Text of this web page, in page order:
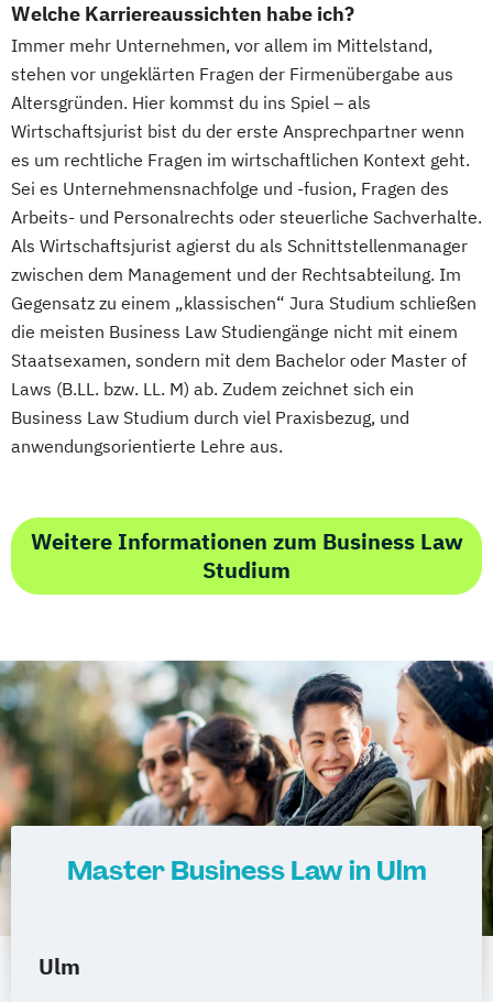
Welche Karriereaussichten habe ich?
Immer mehr Unternehmen, vor allem im Mittelstand,
stehen vor ungeklärten Fragen der Firmenübergabe aus
Altersgründen. Hier kommst du ins Spiel – als
Wirtschaftsjurist bist du der erste Ansprechpartner wenn
es um rechtliche Fragen im wirtschaftlichen Kontext geht.
Sei es Unternehmensnachfolge und -fusion, Fragen des
Arbeits- und Personalrechts oder steuerliche Sachverhalte.
Als Wirtschaftsjurist agierst du als Schnittstellenmanager
zwischen dem Management und der Rechtsabteilung. Im
Gegensatz zu einem „klassischen“ Jura Studium schließen
die meisten Business Law Studiengänge nicht mit einem
Staatsexamen, sondern mit dem Bachelor oder Master of
Laws (B.LL. bzw. LL. M) ab. Zudem zeichnet sich ein
Business Law Studium durch viel Praxisbezug, und
anwendungsorientierte Lehre aus.
Weitere Informationen zum Business Law
Studium
Master Business Law in Ulm
Ulm